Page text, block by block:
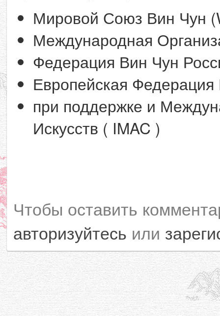
Мировой Союз Вин Чун
Международная
Федерация Вин Чун
Европейская
при поддержке и
Искусств ( IMAC )
Чтобы оставить
авторизуйтесь или